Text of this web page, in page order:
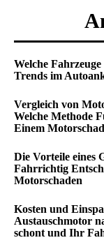
Welche
Trends im
Vergleich von
Welche Methode
Einem
Die Vorteile eines
Fahrrichtig
Motorschaden
Kosten und
Austauschmotor
schont und Ihr